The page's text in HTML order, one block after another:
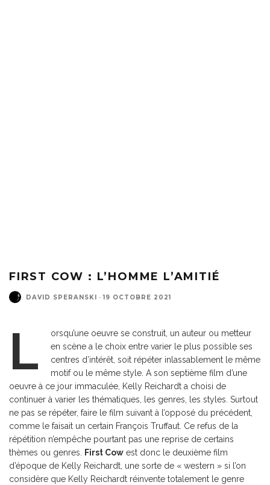
FIRST COW : L’HOMME L’AMITIÉ
DAVID SPERANSKI · 19 OCTOBRE 2021
L
orsqu’une oeuvre se construit, un auteur ou metteur
en scène a le choix entre varier le plus possible ses
centres d’intérêt, soit répéter inlassablement le même
motif ou le même style. A son septième film d’une
oeuvre à ce jour immaculée, Kelly Reichardt a choisi de
continuer à varier les thématiques, les genres, les styles. Surtout
ne pas se répéter, faire le film suivant à l’opposé du précédent,
comme le faisait un certain François Truffaut. Ce refus de la
répétition n’empêche pourtant pas une reprise de certains
thèmes ou genres.
First Cow est donc le deuxième film
d’époque de Kelly Reichardt, une sorte de « western » si l’on
considère que Kelly Reichardt réinvente totalement le genre